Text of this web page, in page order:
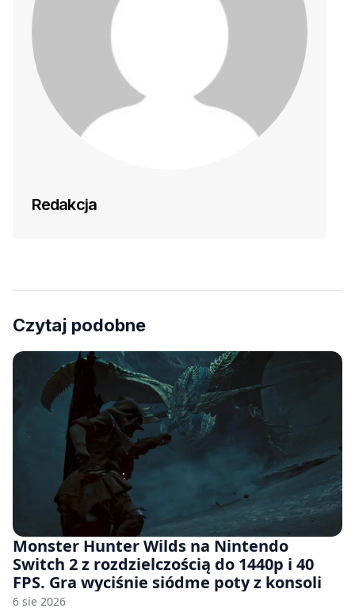
Redakcja
Czytaj podobne
Monster Hunter Wilds na Nintendo
Switch 2 z rozdzielczością do 1440p i 40
FPS. Gra wyciśnie siódme poty z konsoli
6 sie 2026